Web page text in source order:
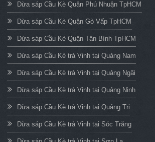
Dừa sáp Cầu Kè Quận Phú Nhuận TpHCM
Dừa sáp Cầu Kè Quận Gò Vấp TpHCM
Dừa sáp Cầu Kè Quận Tân Bình TpHCM
Dừa sáp Cầu Kè trà Vinh tại Quảng Nam
Dừa sáp Cầu Kè trà Vinh tại Quảng Ngãi
Dừa sáp Cầu Kè trà Vinh tại Quảng Ninh
Dừa sáp Cầu Kè trà Vinh tại Quảng Trị
Dừa sáp Cầu Kè trà Vinh tại Sóc Trăng